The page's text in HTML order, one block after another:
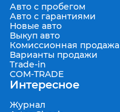
Авто с пробегом
Авто с гарантиями
Новые авто
Выкуп авто
Комиссионная продажа
Варианты продажи
Trade-in
COM-TRADE
Интересное
Журнал